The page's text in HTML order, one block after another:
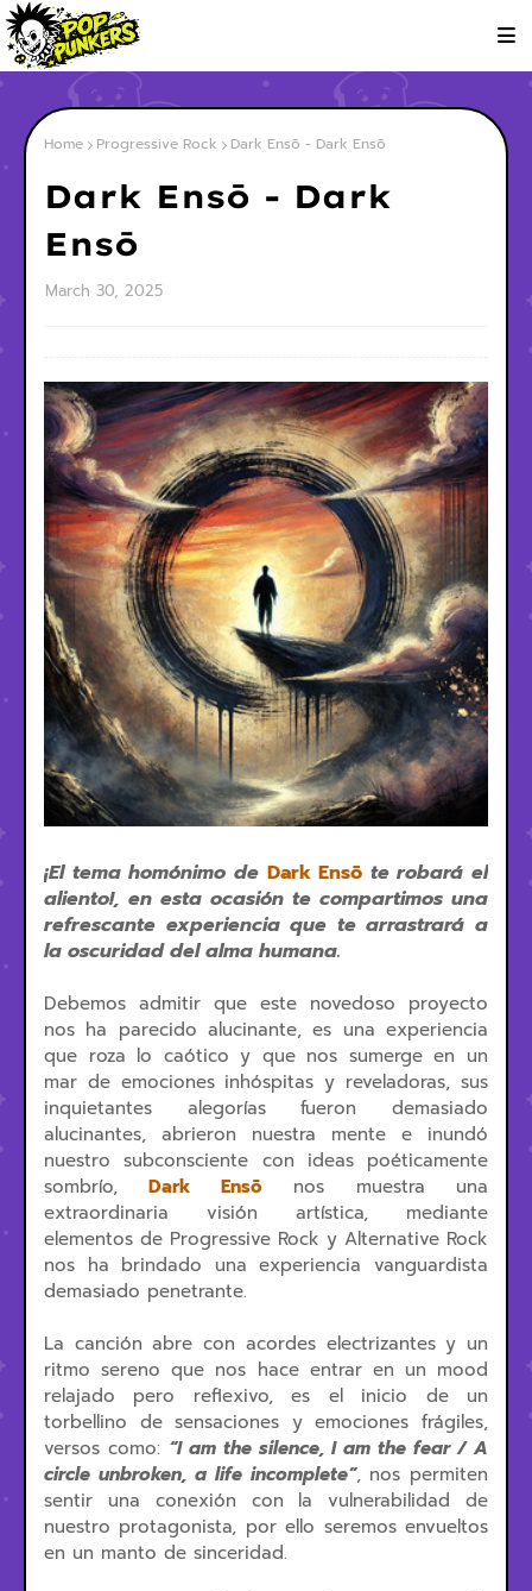
Home Progressive Rock Dark Ensō - Dark Ensō
Dark Ensō - Dark
Ensō
March 30, 2025
¡El tema homónimo de Dark Ensō te robará el
aliento!, en esta ocasión te compartimos una
refrescante experiencia que te arrastrará a
la oscuridad del alma humana.
Debemos admitir que este novedoso proyecto
nos ha parecido alucinante, es una experiencia
que roza lo caótico y que nos sumerge en un
mar de emociones inhóspitas y reveladoras, sus
inquietantes alegorías fueron demasiado
alucinantes, abrieron nuestra mente e inundó
nuestro subconsciente con ideas poéticamente
sombrío,Dark Ensōnos muestra una
extraordinaria visión artística, mediante
elementos de Progressive Rock y Alternative Rock
nos ha brindado una experiencia vanguardista
demasiado penetrante.
La canción abre con acordes electrizantes y un
ritmo sereno que nos hace entrar en un mood
relajado pero reflexivo, es el inicio de un
torbellino de sensaciones y emociones frágiles,
versos como: “I am the silence, I am the fear / A
circle unbroken, a life incomplete”, nos permiten
sentir una conexión con la vulnerabilidad de
nuestro protagonista, por ello seremos envueltos
en un manto de sinceridad.